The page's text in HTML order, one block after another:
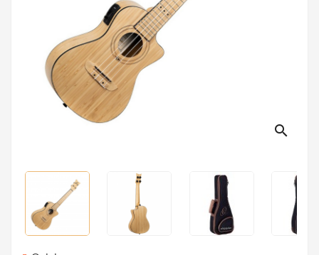
Instrumenty
Smyczkowe
Instrumenty
search